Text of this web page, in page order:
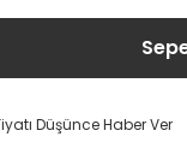
Düşünce Haber Ver